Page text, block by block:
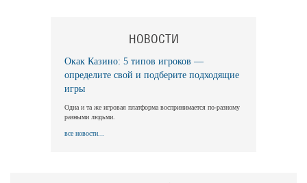
НОВОСТИ
Окак Казино: 5 типов игроков —
определите свой и подберите подходящие
игры
Одна и та же игровая платформа воспринимается по-разному
разными людьми.
все новости...